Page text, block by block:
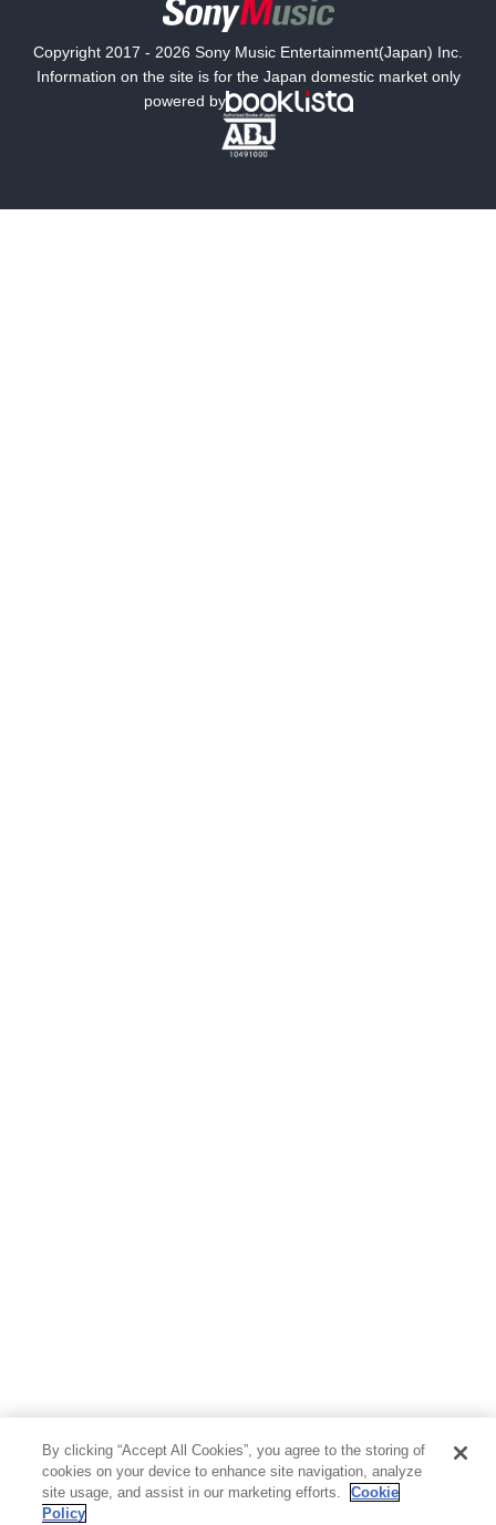
海外小説
ミステリー SF
文学
Copyright 2017 - 2026 Sony Music Entertainment(Japan) Inc.
Information on the site is for the Japan domestic market only
powered by
By clicking “Accept All Cookies”, you agree to the storing of
cookies on your device to enhance site navigation, analyze
site usage, and assist in our marketing efforts.
Cookie
Policy